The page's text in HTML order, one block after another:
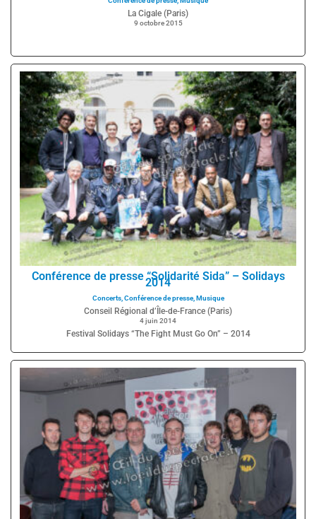
La Cigale (Paris)
9 octobre 2015
Conférence de presse “Solidarité Sida” – Solidays
2014
Concerts,Conférence de presse,Musique
Conseil Régional d’Île-de-France (Paris)
4 juin 2014
Festival Solidays “The Fight Must Go On” – 2014